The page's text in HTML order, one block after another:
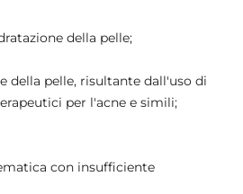
della pelle;
della pelle, risultante dall'uso di
per l'acne e simili;
con insufficiente